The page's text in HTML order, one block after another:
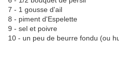
7 - 1 gousse d'ail
8 - piment d'Espelette
9 - sel et poivre
10 - un peu de beurre fondu (ou